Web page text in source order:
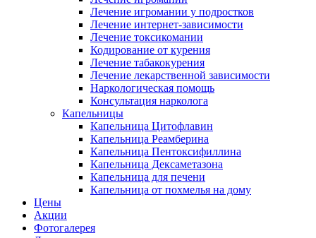
Лечение игромании у подростков
Лечение интернет-зависимости
Лечение токсикомании
Кодирование от курения
Лечение табакокурения
Лечение лекарственной зависимости
Наркологическая помощь
Консультация нарколога
Капельницы
Капельница Цитофлавин
Капельница Реамберина
Капельница Пентоксифиллина
Капельница Дексаметазона
Капельница для печени
Капельница от похмелья на дому
Цены
Акции
Фотогалерея